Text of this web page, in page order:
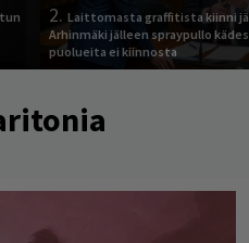
2. Laittomasta graffitista kiinni
Arhinmäki jälleen spraypullo
puolueita ei kiinnosta